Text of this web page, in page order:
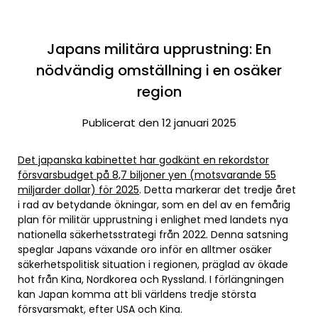
Japans militära upprustning: En
nödvändig omställning i en osäker
region
Publicerat den 12 januari 2025
Det japanska kabinettet har godkänt en rekordstor
försvarsbudget på 8,7 biljoner yen (motsvarande 55
miljarder dollar) för 2025. Detta markerar det tredje året
i rad av betydande ökningar, som en del av en femårig
plan för militär upprustning i enlighet med landets nya
nationella säkerhetsstrategi från 2022. Denna satsning
speglar Japans växande oro inför en alltmer osäker
säkerhetspolitisk situation i regionen, präglad av ökade
hot från Kina, Nordkorea och Ryssland. I förlängningen
kan Japan komma att bli världens tredje största
försvarsmakt, efter USA och Kina.